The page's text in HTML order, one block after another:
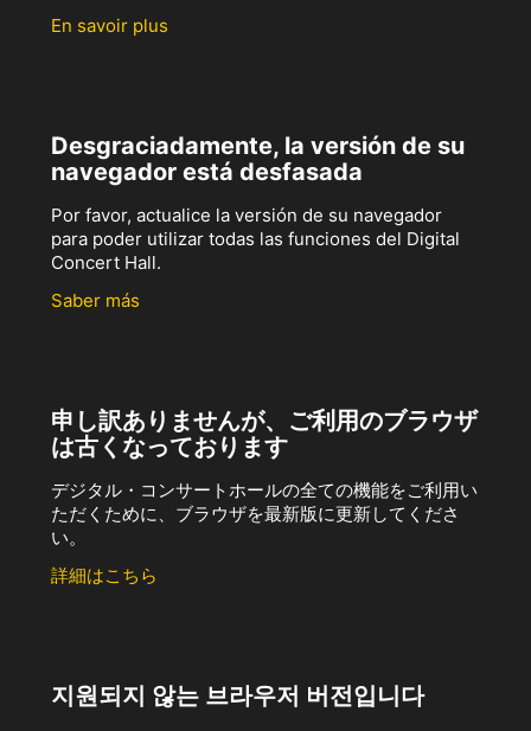
En savoir plus
Desgraciadamente, la versión de su
navegador está desfasada
Por favor, actualice la versión de su navegador
para poder utilizar todas las funciones del Digital
Concert Hall.
Saber más
申し訳ありませんが、ご利用のブラウザ
は古くなっております
デジタル・コンサートホールの全ての機能をご利用い
ただくために、ブラウザを最新版に更新してくださ
い。
詳細はこちら
지원되지 않는 브라우저 버전입니다